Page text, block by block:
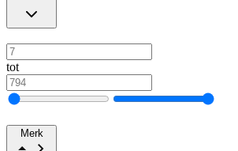
tot
Merk